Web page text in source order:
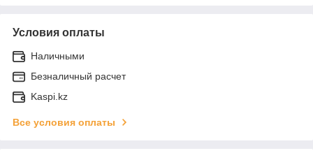
Условия оплаты
Наличными
Безналичный расчет
Kaspi.kz
Все условия оплаты